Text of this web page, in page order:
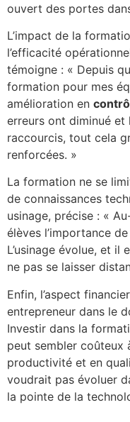
ouvert des portes
L’impact de la
l’efficacité
témoigne : « Depuis
formation pour mes
amélioration en
erreurs ont diminué et
raccourcis, tout cela
renforcées. »
La formation ne se
de connaissances
usinage, précise : «
élèves l’importance de
L’usinage évolue, et
ne pas se laisser
Enfin, l’aspect
entrepreneur dans le
Investir dans la
peut sembler coûteux
productivité et en
voudrait pas évoluer
la pointe de la